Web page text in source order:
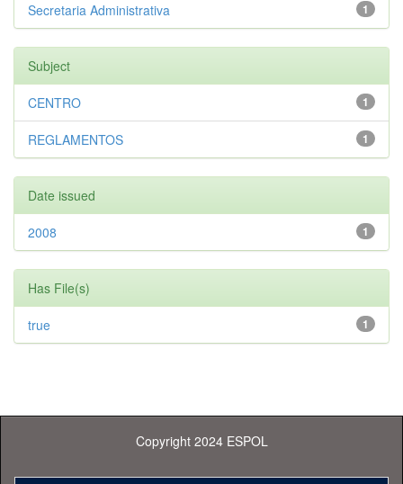
1
Secretaria Administrativa
Subject
1
CENTRO
1
REGLAMENTOS
Date issued
1
2008
Has File(s)
1
true
Copyright 2024 ESPOL